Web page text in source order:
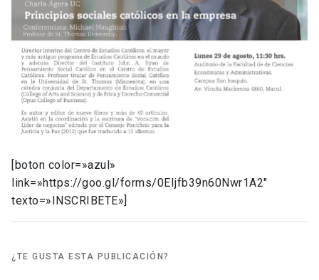
[boton color=»azul»
link=»https://goo.gl/forms/0EIjfb39n60Nwr1A2″
texto=»INSCRIBETE»]
¿TE GUSTA ESTA PUBLICACIÓN?